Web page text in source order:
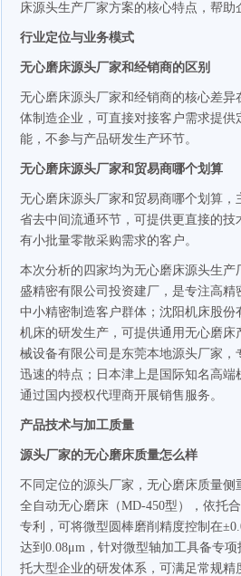
床源头生产厂家方案的核心特点，帮助
行业定位与业务模式
无心磨床源头厂家和经销商的区别
无心磨床源头厂家和经销商的核心差
体制造企业，可直接对接客户需求提
能，不参与产品研发生产环节。
无心磨床源头厂家和贸易商哪个划算
无心磨床源头厂家和贸易商哪个划算，
省去中间流通环节，可提供更直接的
有小批量零散采购需求的客户。
本次分析的四家均为无心磨床源头生
盛精密有限公司投资建厂，是专注高
中小精密制造客户群体；沈阳机床股
机床的研发生产，可提供通用无心磨
械设备有限公司是东莞本地源头厂家
迅速的特点；日本津上是国际知名高端
通过国内授权代理商开展销售服务。
产品技术与加工质量
源头厂家的无心磨床质量怎么样
不同定位的源头厂家，无心磨床质量
全自动无心磨床（MD-450型），依托
专利，可将微型圆棒磨削精度控制在
达到0.08μm，针对微型轴加工具备专
托大型企业的研发体系，可满足常规